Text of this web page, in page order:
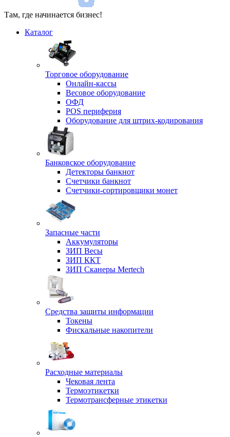
Там, где начинается бизнес!
Каталог
Торговое оборудование
Онлайн-кассы
Весовое оборудование
ОФД
POS периферия
Оборудование для штрих-кодирования
Банковское оборудование
Детекторы банкнот
Счетчики банкнот
Счетчики-сортировщики монет
Запасные части
Аккумуляторы
ЗИП Весы
ЗИП ККТ
ЗИП Сканеры Mertech
Средства защиты информации
Токены
Фискальные накопители
Расходные материалы
Чековая лента
Термоэтикетки
Термотрансферные этикетки